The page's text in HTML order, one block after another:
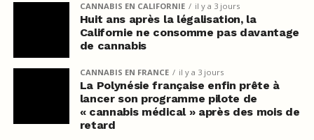
CANNABIS EN CALIFORNIE il y a 3 jours
Huit ans après la légalisation, la
Californie ne consomme pas davantage
de cannabis
CANNABIS EN FRANCE il y a 3 jours
La Polynésie française enfin prête à
lancer son programme pilote de
« cannabis médical » après des mois de
retard